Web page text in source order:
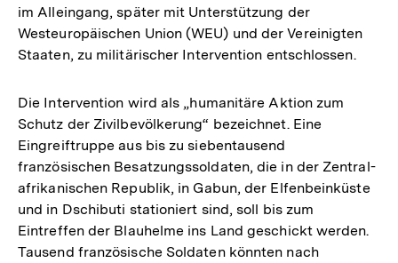
im Alleingang, später mit Unterstützung der
Westeuropäischen Union (WEU) und der Vereinigten
Staaten, zu militärischer Intervention entschlossen.
Die Intervention wird als „humanitäre Aktion zum
Schutz der Zivilbevölkerung“ bezeichnet. Eine
Eingreiftruppe aus bis zu siebentausend
französischen Besatzungssoldaten, die in der Zentral-
afrikanischen Republik, in Gabun, der Elfenbeinküste
und in Dschibuti stationiert sind, soll bis zum
Eintreffen der Blauhelme ins Land geschickt werden.
Tausend französische Soldaten könnten nach